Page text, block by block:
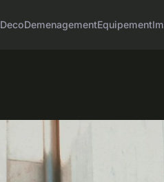
DecoDemenagementEquipement